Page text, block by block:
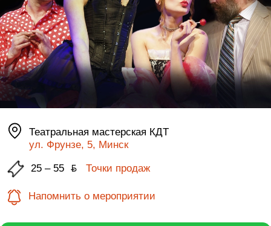
Театральная мастерская КДТ
ул. Фрунзе, 5, Минск
25 – 55 ƃ Точки продаж
Напомнить о мероприятии